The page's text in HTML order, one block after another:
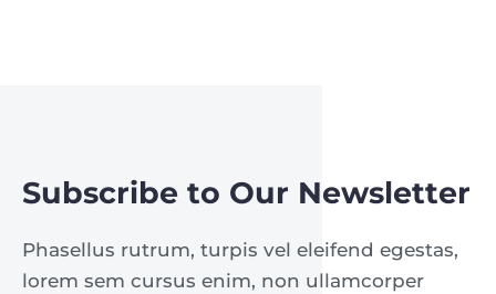
Subscribe to Our Newsletter
Phasellus rutrum, turpis vel eleifend egestas,
lorem sem cursus enim, non ullamcorper